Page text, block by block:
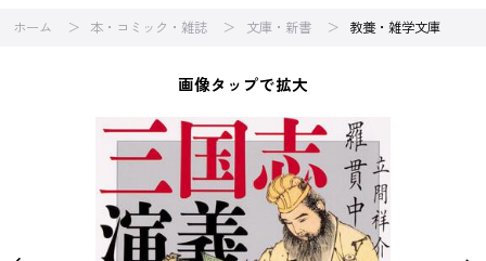
ホーム 本・コミック・雑誌 文庫・新書 教養・雑学文庫
画像タップで拡大